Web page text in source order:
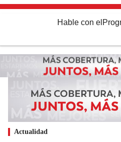
Hable con el
Actualidad